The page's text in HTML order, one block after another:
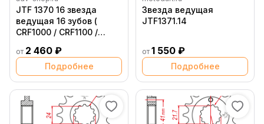
JTF 1370 16 звезда
ведущая 16 зубов (
CRF1000 / СRF1100 /
от 2 460 ₽
Подробнее
Звезда ведущая
JTF1371.14
от 1 550 ₽
Подробнее